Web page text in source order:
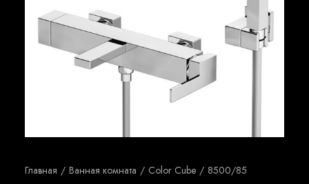
Media
Где купить
Главная Ванная комната Color Cube 8500/85